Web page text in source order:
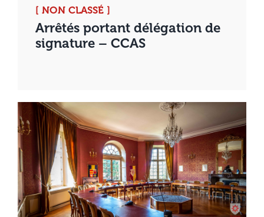
[ NON CLASSÉ ]
Arrêtés portant délégation de
signature – CCAS